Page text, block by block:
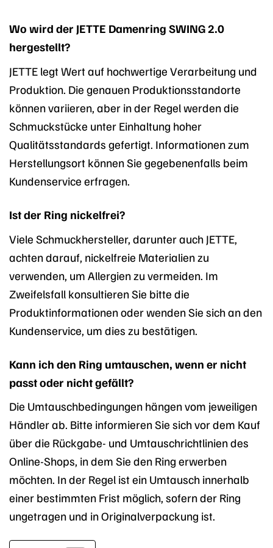
Wo wird der JETTE Damenring SWING 2.0
hergestellt?
JETTE legt Wert auf hochwertige Verarbeitung und
Produktion. Die genauen Produktionsstandorte
können variieren, aber in der Regel werden die
Schmuckstücke unter Einhaltung hoher
Qualitätsstandards gefertigt. Informationen zum
Herstellungsort können Sie gegebenenfalls beim
Kundenservice erfragen.
Ist der Ring nickelfrei?
Viele Schmuckhersteller, darunter auch JETTE,
achten darauf, nickelfreie Materialien zu
verwenden, um Allergien zu vermeiden. Im
Zweifelsfall konsultieren Sie bitte die
Produktinformationen oder wenden Sie sich an den
Kundenservice, um dies zu bestätigen.
Kann ich den Ring umtauschen, wenn er nicht
passt oder nicht gefällt?
Die Umtauschbedingungen hängen vom jeweiligen
Händler ab. Bitte informieren Sie sich vor dem Kauf
über die Rückgabe- und Umtauschrichtlinien des
Online-Shops, in dem Sie den Ring erwerben
möchten. In der Regel ist ein Umtausch innerhalb
einer bestimmten Frist möglich, sofern der Ring
ungetragen und in Originalverpackung ist.